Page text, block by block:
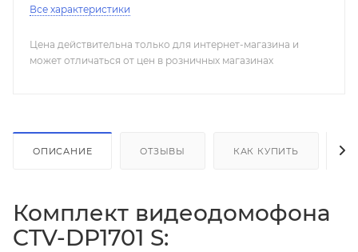
Все характеристики
Цена действительна только для интернет-магазина и
может отличаться от цен в розничных магазинах
ОПИСАНИЕ ОТЗЫВЫ КАК КУПИТЬ
Комплект видеодомофона
CTV-DP1701 S: